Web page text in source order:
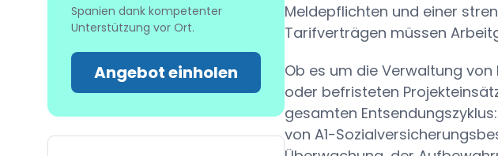
Spanien dank kompetenter
Unterstützung vor Ort.
Angebot einholen
Meldepflichten und einer
Tarifverträgen müssen
Ob es um die Verwaltung
oder befristeten
gesamten
von A1-